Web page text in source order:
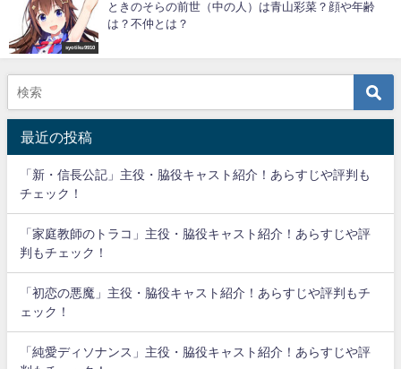
syotiku9910
ときのそらの前世（中の人）は青山彩菜？顔や年齢
は？不仲とは？
最近の投稿
「新・信長公記」主役・脇役キャスト紹介！あらすじや評判も
チェック！
「家庭教師のトラコ」主役・脇役キャスト紹介！あらすじや評
判もチェック！
「初恋の悪魔」主役・脇役キャスト紹介！あらすじや評判もチ
ェック！
「純愛ディソナンス」主役・脇役キャスト紹介！あらすじや評